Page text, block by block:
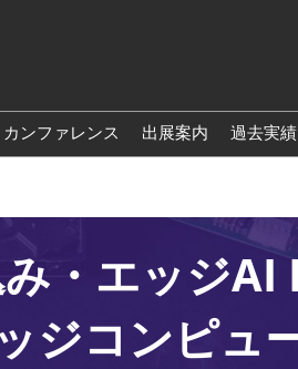
カンファレンス 出展案内 過去実績
・エッジAI
ジコンピュ